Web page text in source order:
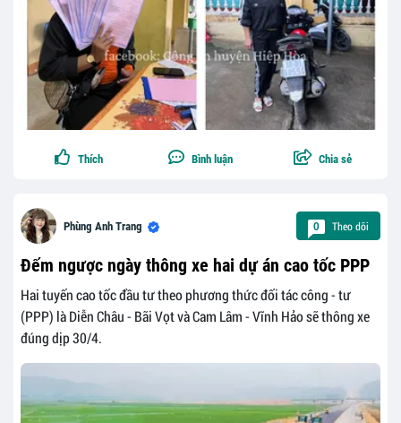
Thích Bình luận Chia sẻ
Phùng Anh Trang 0 Theo dõi
Đếm ngược ngày thông xe hai dự án cao tốc PPP
Hai tuyến cao tốc đầu tư theo phương thức đối tác công - tư
(PPP) là Diễn Châu - Bãi Vọt và Cam Lâm - Vĩnh Hảo sẽ thông xe
đúng dịp 30/4.